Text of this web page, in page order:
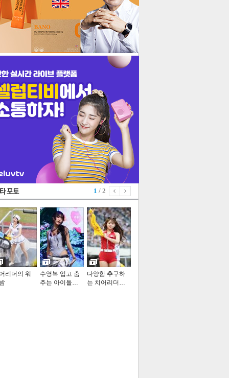
포토
1 / 2
리더의 워
수영복 입고 춤
추는 아이돌…
다양함 추구하
는 치어리더…